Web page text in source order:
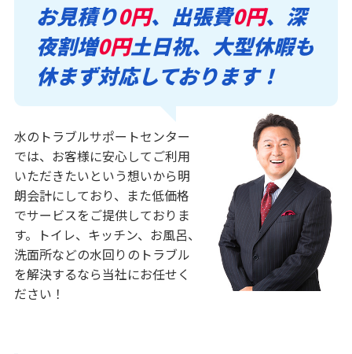
お見積り0円、出張費0円、深
夜割増0円土日祝、大型休暇も
休まず対応しております！
水のトラブルサポートセンター
では、お客様に安心してご利用
いただきたいという想いから明
朗会計にしており、また低価格
でサービスをご提供しておりま
す。トイレ、キッチン、お風呂、
洗面所などの水回りのトラブル
を解決するなら当社にお任せく
ださい！